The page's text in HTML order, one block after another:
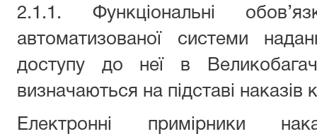
2.1.1. Функціональні
автоматизованої системи
доступу до неї в
визначаються на підставі наказів
Електронні примірники